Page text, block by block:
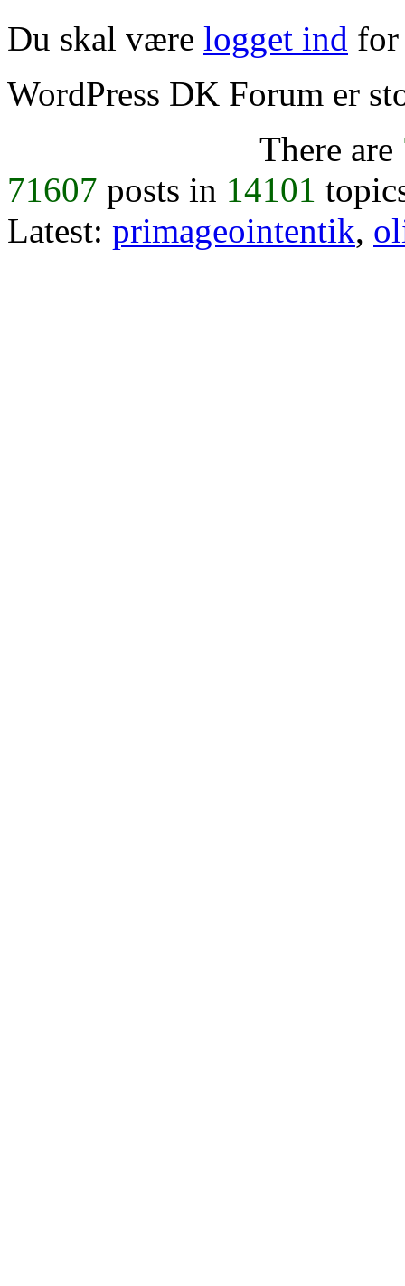
Du skal være logget ind for
WordPress DK Forum er
There are
71607 posts in 14101
Latest: primageointentik,